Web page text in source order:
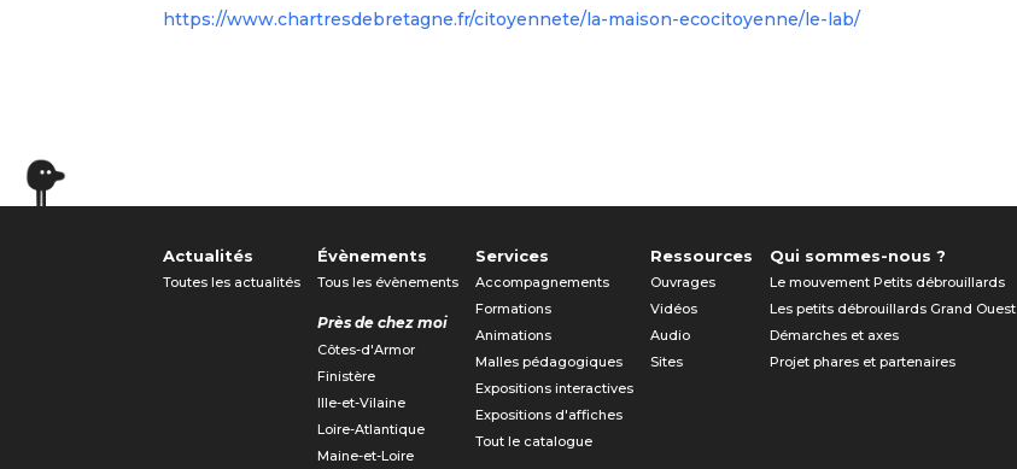
https://www.chartresdebretagne.fr/citoyennete/la-maison-ecocitoyenne/le-lab/
Actualités
Toutes les actualités
Évènements
Tous les évènements
Près de chez moi
Côtes-d'Armor
Finistère
Ille-et-Vilaine
Loire-Atlantique
Maine-et-Loire
Services
Accompagnements
Formations
Animations
Malles pédagogiques
Expositions interactives
Expositions d'affiches
Tout le catalogue
Ressources
Ouvrages
Vidéos
Audio
Sites
Qui sommes-nous ?
Le mouvement Petits débrouillards
Les petits débrouillards Grand Ouest
Démarches et axes
Projet phares et partenaires